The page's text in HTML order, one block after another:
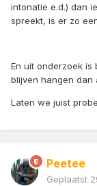
intonatie e.d.) dan
spreekt, is er zo
En uit onderzoek
blijven hangen dan
Laten we juist
Peetee
Geplaatst